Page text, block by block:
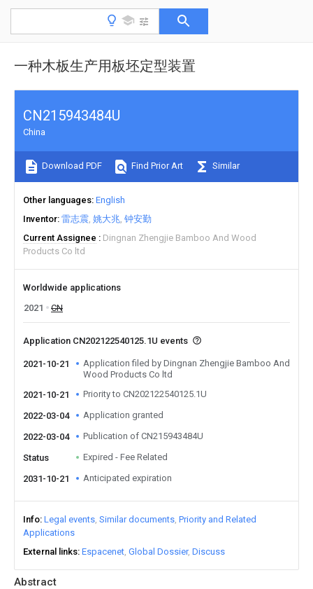
一种木板生产用板坯定型装置
Abstract
CN215943484U
China
Download PDF Find Prior Art Similar
Other languages English
Inventor 雷志震 姚大兆 钟安勤
Current Assignee
Dingnan Zhengjie Bamboo And Wood
Products Co ltd
Worldwide applications
2021
CN
Application CN202122540125.1U events
2021-10-21
Application filed by Dingnan Zhengjie Bamboo And
Wood Products Co ltd
2021-10-21
Priority to CN202122540125.1U
2022-03-04 Application granted
2022-03-04 Publication of CN215943484U
Status Expired - Fee Related
2031-10-21 Anticipated expiration
Info Legal events Similar documents Priority and Related
Applications
External links Espacenet Global Dossier Discuss